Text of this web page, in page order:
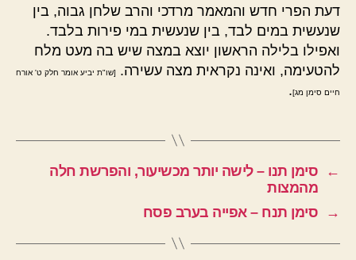
דעת הפרי חדש והמאמר מרדכי והרב שלחן גבוה, בין
שנעשית במים לבד, בין שנעשית במי פירות בלבד.
ואפילו בלילה הראשון יוצא במצה שיש בה מעט מלח
להטעימה, ואינה נקראית מצה עשירה.
[שו"ת יביע אומר חלק ט' אורח
חיים סימן מג].
←
סימן תנו – לישה יותר מכשיעור, והפרשת חלה
מהמצות
→
סימן תנח – אפייה בערב פסח